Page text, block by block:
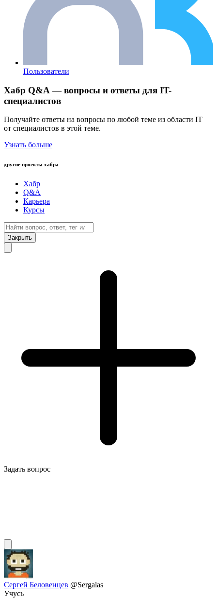
Пользователи
Хабр Q&A — вопросы и ответы для IT-
специалистов
Получайте ответы на вопросы по любой теме из области IT
от специалистов в этой теме.
Узнать больше
другие проекты хабра
Хабр
Q&A
Карьера
Курсы
Закрыть
Задать вопрос
Сергей Беловенцев @Sergalas
Учусь